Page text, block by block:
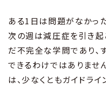
ある1日は問題がなかっ
次の週は減圧症を引き起
だ不完全な学問であり
できるわけではありませ
は、少なくともガイドラ